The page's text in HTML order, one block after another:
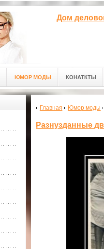
Дом
ЮМОР МОДЫ КОНАТКТЫ
Главная Юмор моды
Разнузданные